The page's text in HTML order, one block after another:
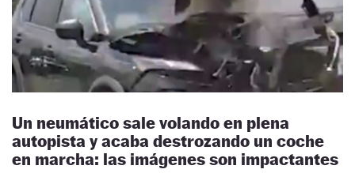
Un neumático sale volando en plena
autopista y acaba destrozando un coche
en marcha: las imágenes son impactantes